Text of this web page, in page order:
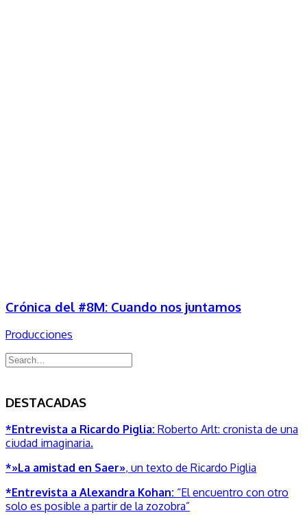
Crónica del #8M: Cuando nos juntamos
Producciones
DESTACADAS
*Entrevista a Ricardo Piglia: Roberto Arlt: cronista de una
ciudad imaginaria.
*»La amistad en Saer», un texto de Ricardo Piglia
*Entrevista a Alexandra Kohan: “El encuentro con otro
solo es posible a partir de la zozobra”